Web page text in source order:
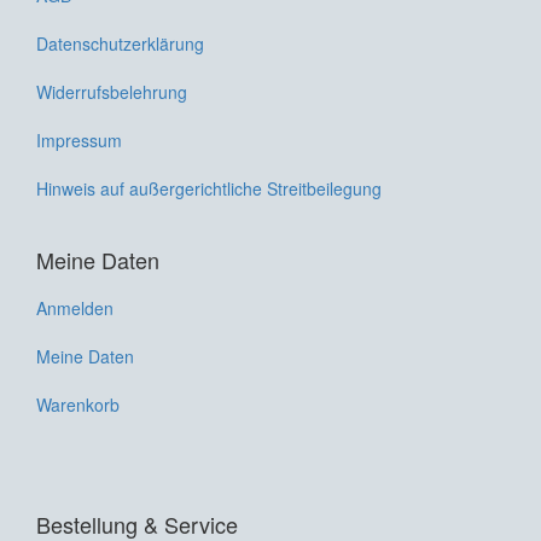
Datenschutzerklärung
Widerrufsbelehrung
Impressum
Hinweis auf außergerichtliche Streitbeilegung
Meine Daten
Anmelden
Meine Daten
Warenkorb
Bestellung & Service